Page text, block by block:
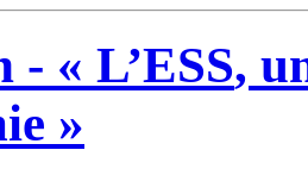
- « L’ESS,
»